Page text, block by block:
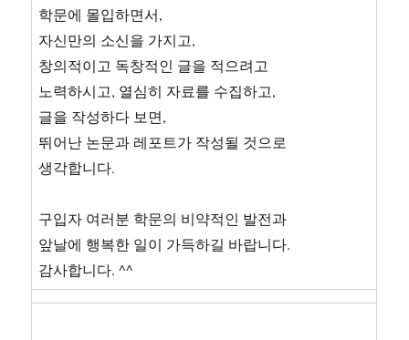
학문에 몰입하면서,
자신만의 소신을 가지고,
창의적이고 독창적인 글을 적으려고
노력하시고, 열심히 자료를 수집하고,
글을 작성하다 보면,
뛰어난 논문과 레포트가 작성될 것으로
생각합니다.
구입자 여러분 학문의 비약적인 발전과
앞날에 행복한 일이 가득하길 바랍니다.
감사합니다. ^^